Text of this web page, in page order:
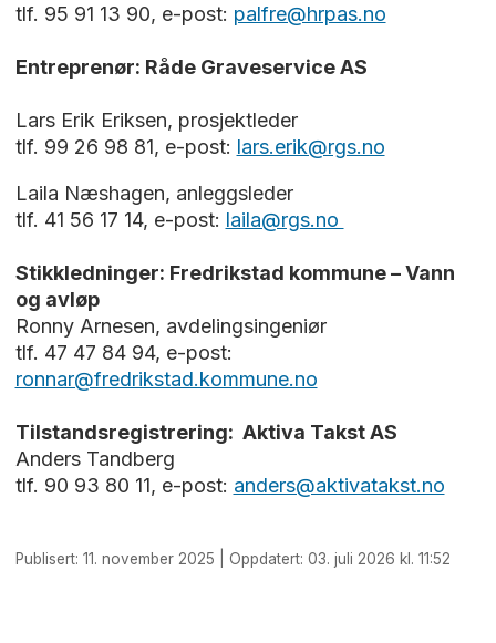
tlf. 95 91 13 90, e-post: palfre@hrpas.no
Entreprenør: Råde Graveservice AS
Lars Erik Eriksen, prosjektleder
tlf. 99 26 98 81, e-post: lars.erik@rgs.no
Laila Næshagen, anleggsleder
tlf. 41 56 17 14, e-post: laila@rgs.no
Stikkledninger: Fredrikstad kommune – Vann
og avløp
Ronny Arnesen, avdelingsingeniør
tlf. 47 47 84 94, e-post:
ronnar@fredrikstad.kommune.no
Tilstandsregistrering: Aktiva Takst AS
Anders Tandberg
tlf. 90 93 80 11, e-post: anders@aktivatakst.no
Publisert: 11. november 2025 | Oppdatert: 03. juli 2026 kl. 11:52